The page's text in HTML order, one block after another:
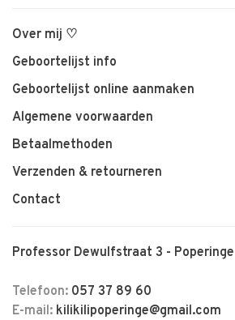
Over mij ♡
Geboortelijst info
Geboortelijst online aanmaken
Algemene voorwaarden
Betaalmethoden
Verzenden & retourneren
Contact
Professor Dewulfstraat 3 - Poperinge
Telefoon: 057 37 89 60
E-mail: kilikilipoperinge@gmail.com